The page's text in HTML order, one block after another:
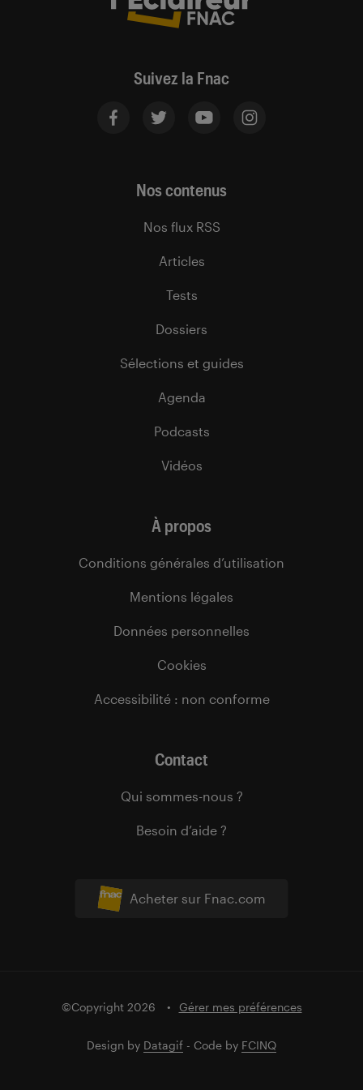
Suivez la Fnac
Acheter sur Fnac.com
Nos contenus
Nos flux RSS
Articles
Tests
Dossiers
Sélections et guides
Agenda
Podcasts
Vidéos
À propos
Conditions générales d’utilisation
Mentions légales
Données personnelles
Cookies
Accessibilité : non conforme
Contact
Qui sommes-nous ?
Besoin d’aide ?
©Copyright 2026 Gérer mes préférences
Design by Datagif - Code by FCINQ